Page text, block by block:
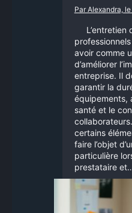
Par Alexandra,
L’entretien
avoir comme
d’améliorer
entreprise. Il
garantir la
équipements,
santé et le
certains
faire l’objet
particulière
prestataire